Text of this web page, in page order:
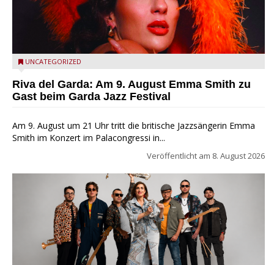
Riva del Garda - Emma Smith zu Gast beim Garda Jazz
UNCATEGORIZED
Riva del Garda: Am 9. August Emma Smith zu
Gast beim Garda Jazz Festival
Am 9. August um 21 Uhr tritt die britische Jazzsängerin Emma
Smith im Konzert im Palacongressi in...
Veröffentlicht am 8. August 2026